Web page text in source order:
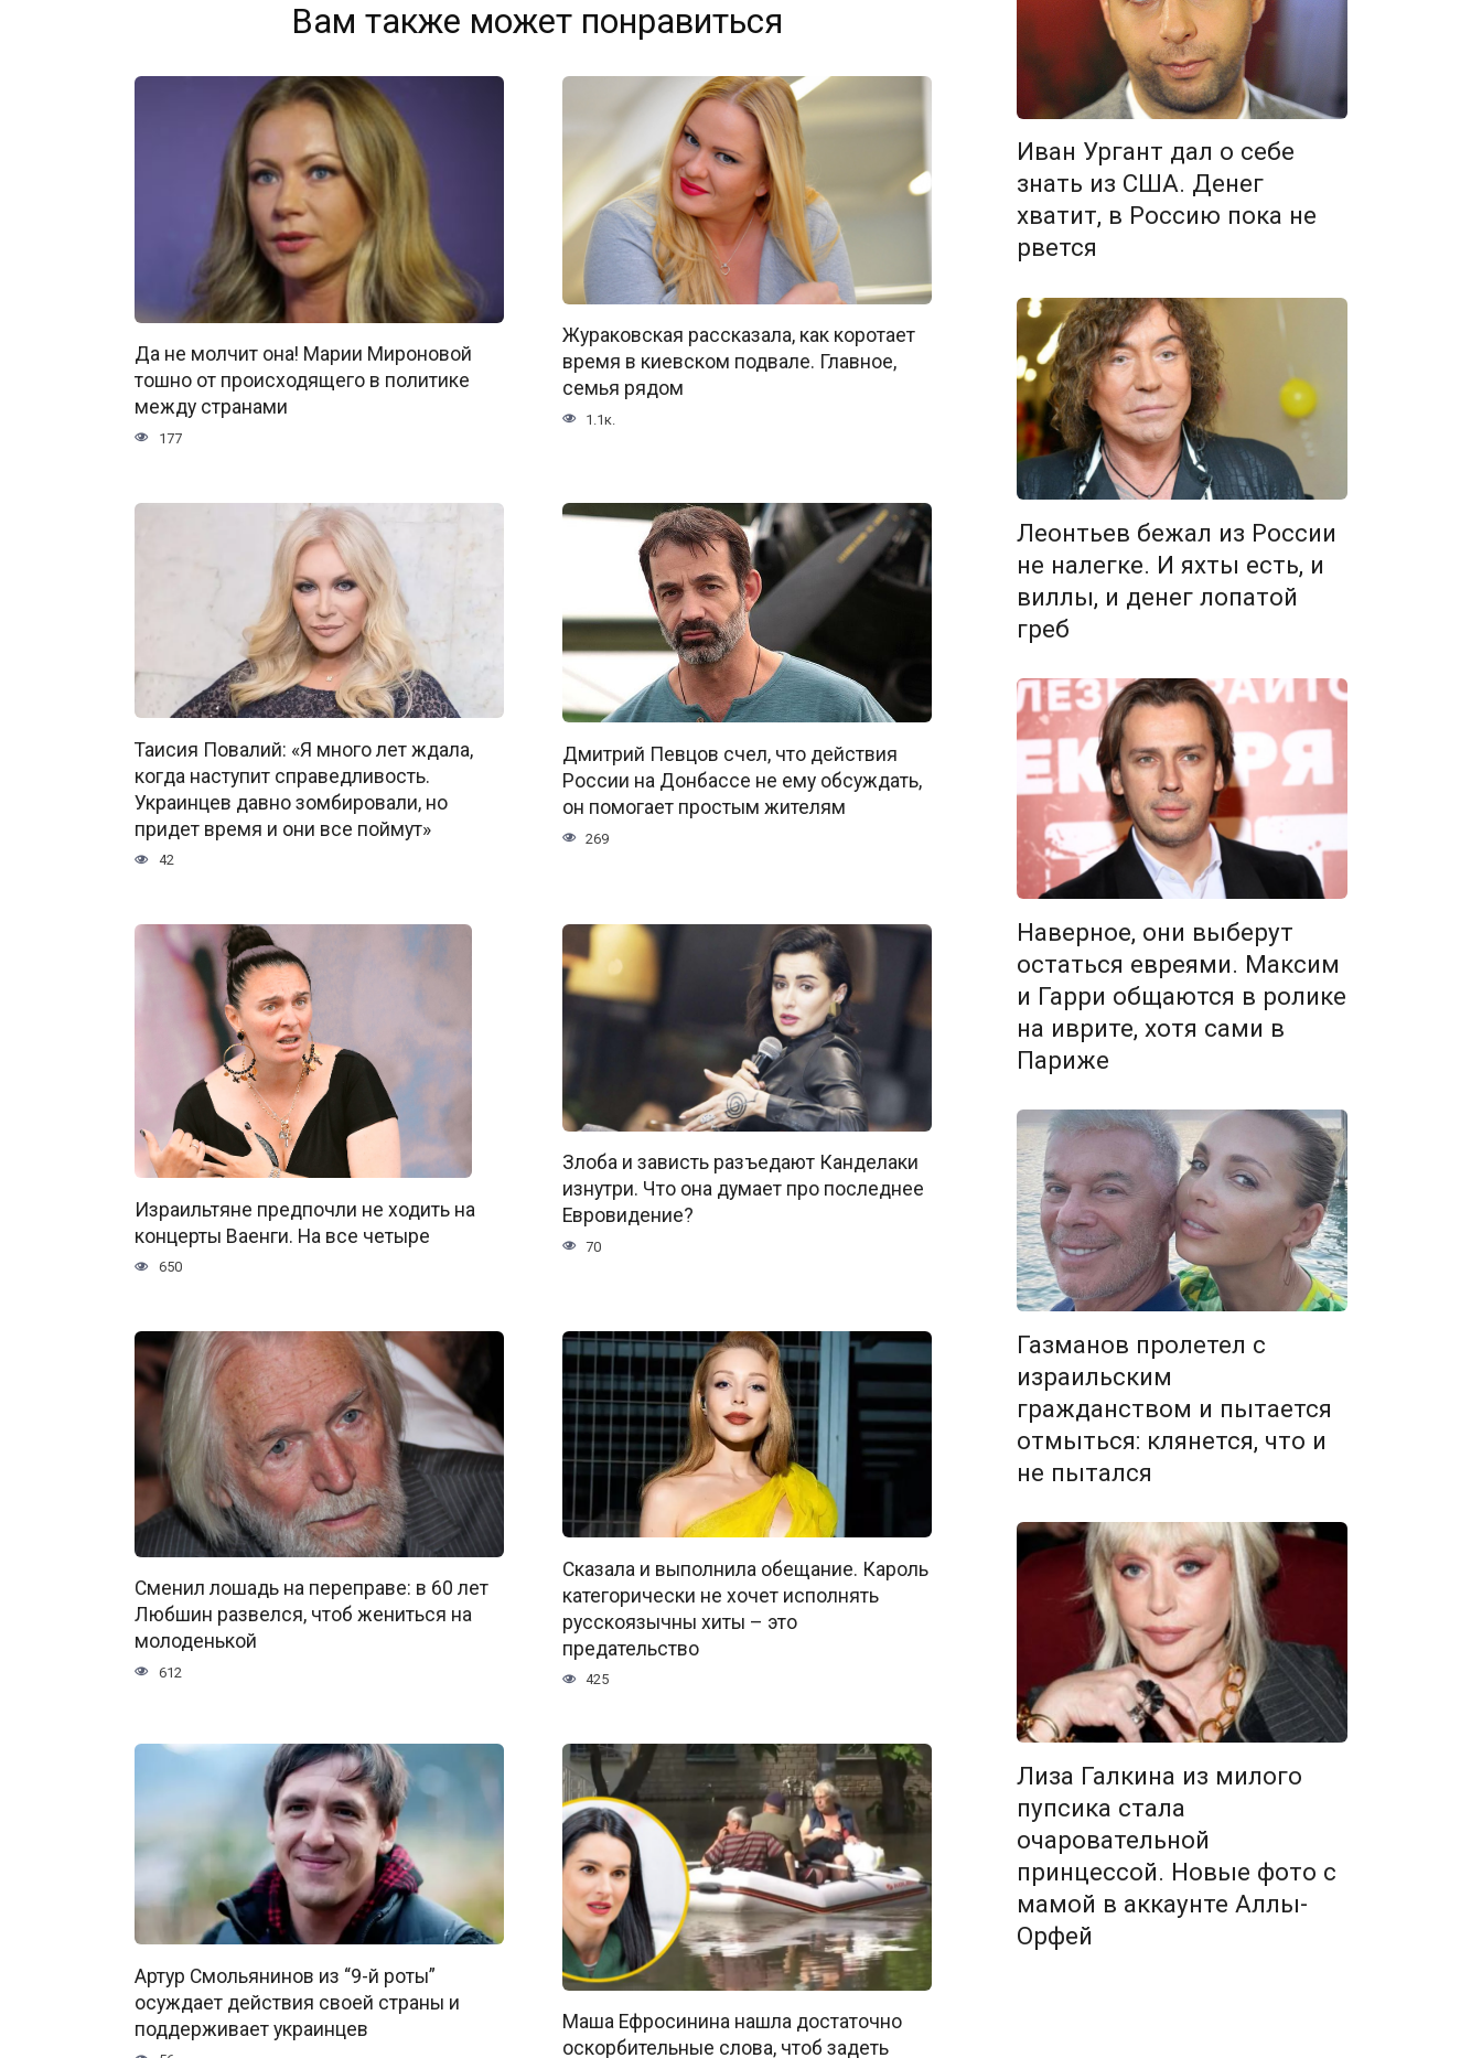
Вам также может понравиться
Да не молчит она! Марии Мироновой
тошно от происходящего в политике
между странами
177
Жураковская рассказала, как коротает
время в киевском подвале. Главное,
семья рядом
1.1к.
Таисия Повалий: «Я много лет ждала,
когда наступит справедливость.
Украинцев давно зомбировали, но
придет время и они все поймут»
42
Дмитрий Певцов счел, что действия
России на Донбассе не ему обсуждать,
он помогает простым жителям
269
Израильтяне предпочли не ходить на
концерты Ваенги. На все четыре
650
Злоба и зависть разъедают Канделаки
изнутри. Что она думает про последнее
Евровидение?
70
Сменил лошадь на переправе: в 60 лет
Любшин развелся, чтоб жениться на
молоденькой
612
Сказала и выполнила обещание. Кароль
категорически не хочет исполнять
русскоязычны хиты – это
предательство
425
Артур Смольянинов из “9-й роты”
осуждает действия своей страны и
поддерживает украинцев
Маша Ефросинина нашла достаточно
оскорбительные слова, чтоб задеть
Иван Ургант дал о себе
знать из США. Денег
хватит, в Россию пока не
рвется
Леонтьев бежал из России
не налегке. И яхты есть, и
виллы, и денег лопатой
греб
Наверное, они выберут
остаться евреями. Максим
и Гарри общаются в ролике
на иврите, хотя сами в
Париже
Газманов пролетел с
израильским
гражданством и пытается
отмыться: клянется, что и
не пытался
Лиза Галкина из милого
пупсика стала
очаровательной
принцессой. Новые фото с
мамой в аккаунте Аллы-
Орфей